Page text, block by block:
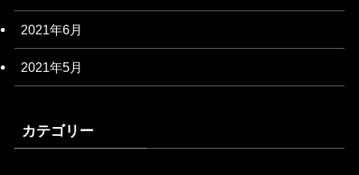
2021年6月
2021年5月
カテゴリー